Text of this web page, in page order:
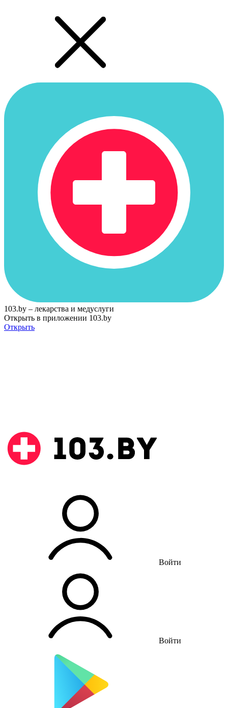
103.by – лекарства и медуслуги
Открыть в приложении 103.by
Открыть
Войти
Войти